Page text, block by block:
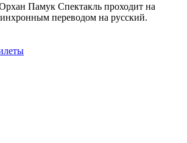
Памук Спектакль проходит на
переводом на русский.